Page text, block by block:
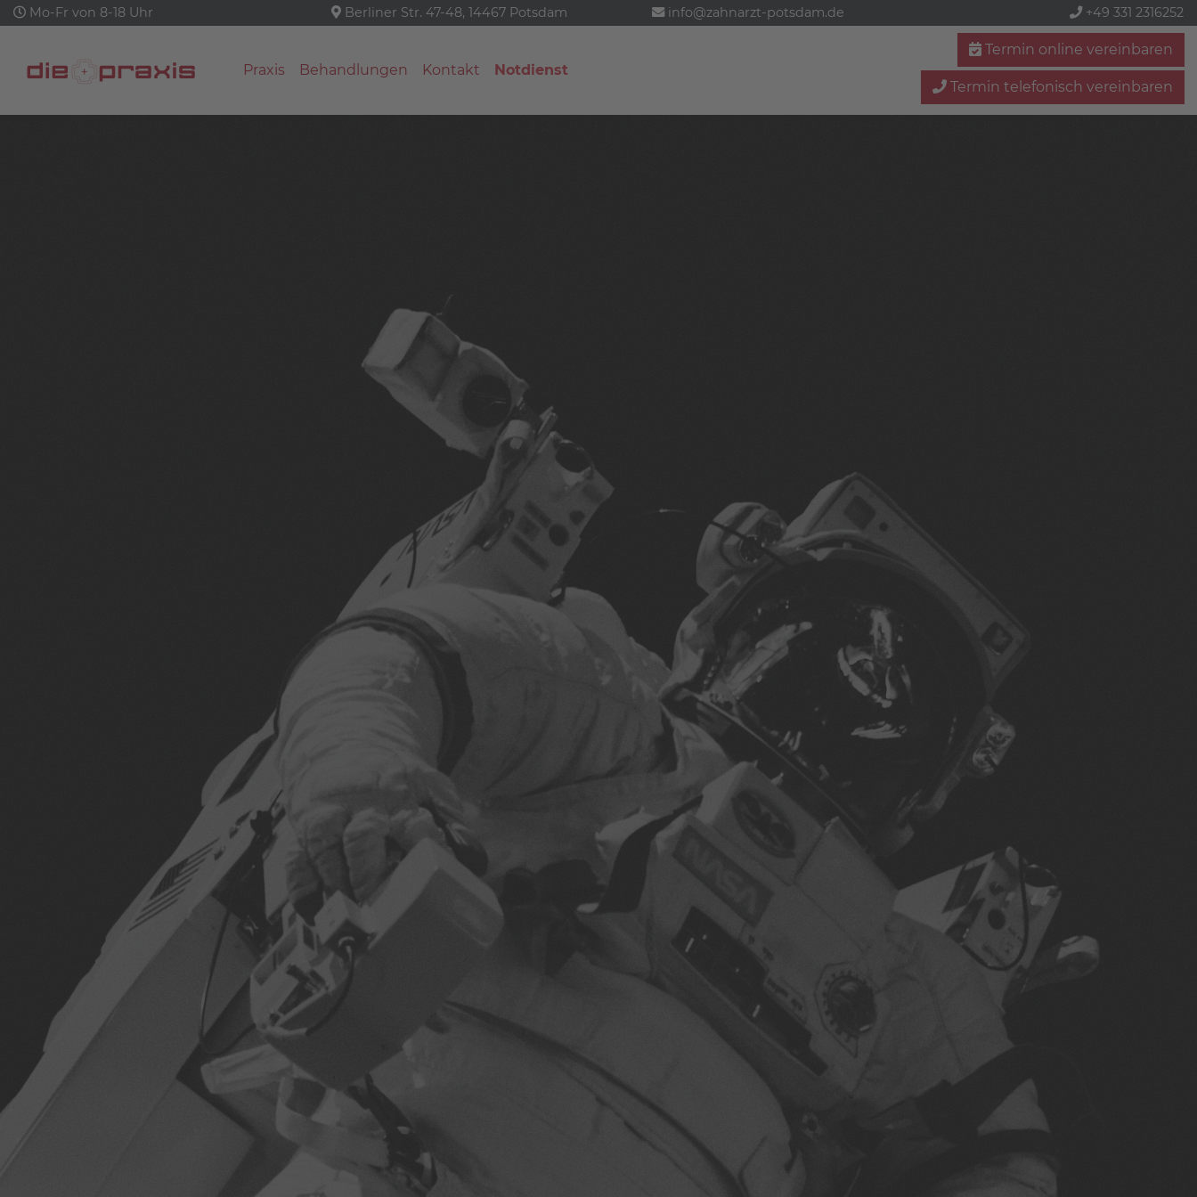
Mo-Fr von 8-18 Uhr Berliner Str. 47-48, 14467 Potsdam info@zahnarzt-potsdam.de +49 331 2316252
Praxis Behandlungen Kontakt Notdienst
Termin online vereinbaren
Termin telefonisch vereinbaren